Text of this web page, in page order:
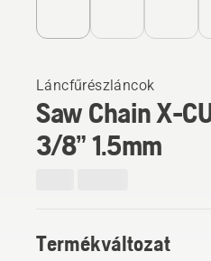
Láncfűrészláncok
Saw Chain X-
3/8” 1.5mm
Termékváltozat